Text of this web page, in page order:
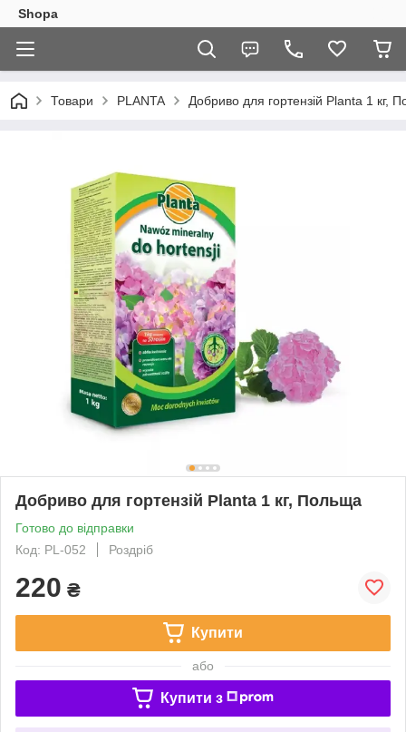
Shopa
Товари PLANTA Добриво для гортензій Planta 1 кг,
Добриво для гортензій Planta 1 кг, Польща
Готово до відправки
Код: PL-052
Роздріб
220 ₴
Купити
або
Купити з